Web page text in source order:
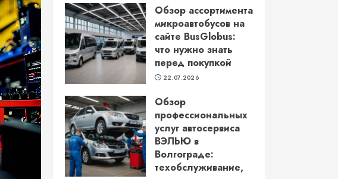
Обзор ассортимента
микроавтобусов на
сайте BusGlobus:
что нужно знать
перед покупкой
22.07.2026
Обзор
профессиональных
услуг автосервиса
ВЭЛЬЮ в
Волгограде:
техобслуживание,